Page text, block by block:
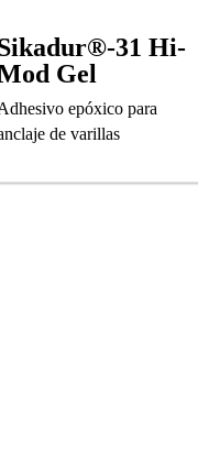
31 Hi-
Gel
epóxico para
de varillas